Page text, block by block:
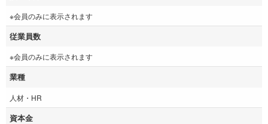
※会員のみに表示されます
従業員数
※会員のみに表示されます
業種
人材・HR
資本金